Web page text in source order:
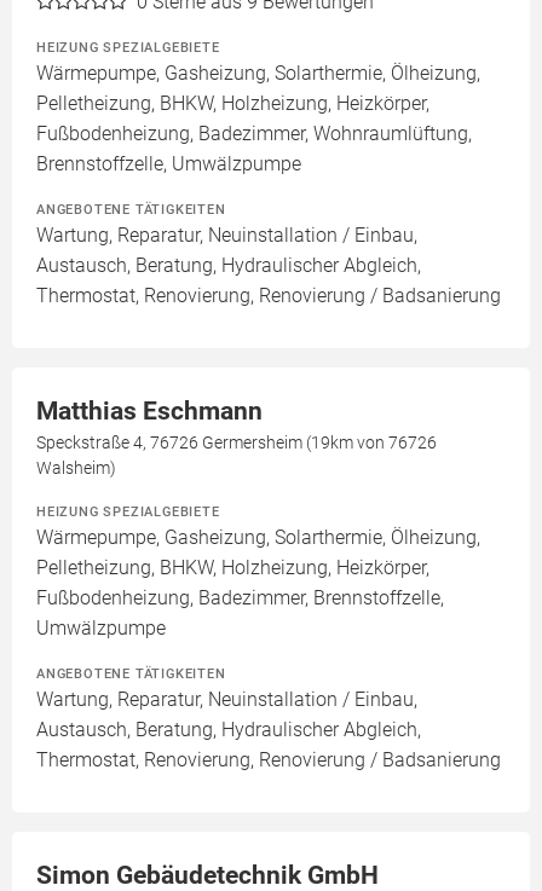
HEIZUNG SPEZIALGEBIETE
Wärmepumpe, Gasheizung, Solarthermie, Ölheizung,
Pelletheizung, BHKW, Holzheizung, Heizkörper,
Fußbodenheizung, Badezimmer, Wohnraumlüftung,
Brennstoffzelle, Umwälzpumpe
ANGEBOTENE TÄTIGKEITEN
Wartung, Reparatur, Neuinstallation / Einbau,
Austausch, Beratung, Hydraulischer Abgleich,
Thermostat, Renovierung, Renovierung / Badsanierung
Matthias Eschmann
Speckstraße 4, 76726 Germersheim (19km von 76726
Walsheim)
HEIZUNG SPEZIALGEBIETE
Wärmepumpe, Gasheizung, Solarthermie, Ölheizung,
Pelletheizung, BHKW, Holzheizung, Heizkörper,
Fußbodenheizung, Badezimmer, Brennstoffzelle,
Umwälzpumpe
ANGEBOTENE TÄTIGKEITEN
Wartung, Reparatur, Neuinstallation / Einbau,
Austausch, Beratung, Hydraulischer Abgleich,
Thermostat, Renovierung, Renovierung / Badsanierung
Simon Gebäudetechnik GmbH